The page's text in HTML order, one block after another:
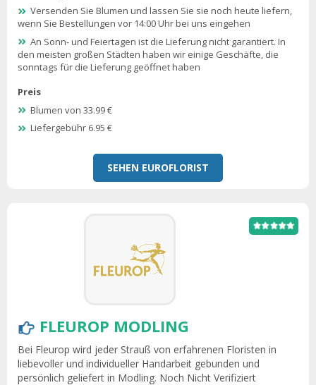
Versenden Sie Blumen und lassen Sie sie noch heute liefern,
wenn Sie Bestellungen vor 14:00 Uhr bei uns eingehen
An Sonn- und Feiertagen ist die Lieferung nicht garantiert. In
den meisten großen Städten haben wir einige Geschäfte, die
sonntags für die Lieferung geöffnet haben
Preis
Blumen von 33.99 €
Liefergebühr 6.95 €
SEHEN EUROFLORIST
FLEUROP MODLING
Bei Fleurop wird jeder Strauß von erfahrenen Floristen in
liebevoller und individueller Handarbeit gebunden und
persönlich geliefert in Modling. Noch Nicht Verifiziert